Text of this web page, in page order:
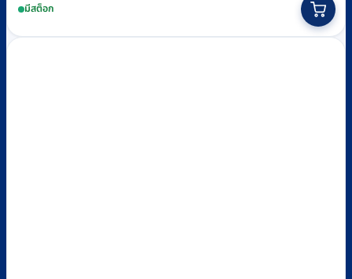
was:
฿8,900.
is:
฿3,950.
มีสต็อก